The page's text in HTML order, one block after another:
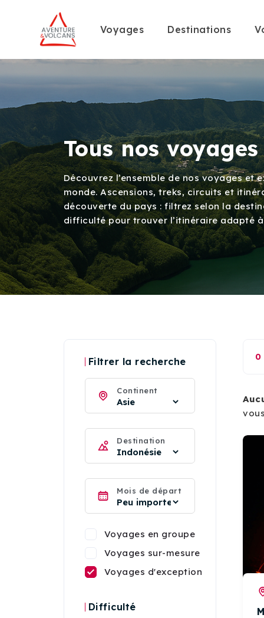
Voyages Destinations
Tous nos
Découvrez l’ensemble de nos voyages
monde. Ascensions, treks, circuits et
découverte du pays : filtrez selon la
difficulté pour trouver l’itinéraire adapté
Filtrer la recherche
Continent
Destination
Mois de départ
Voyages en groupe
Voyages sur-mesure
Voyages d'exception
Difficulté
0